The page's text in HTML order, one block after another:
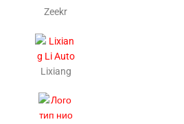
Zeekr
Lixiang